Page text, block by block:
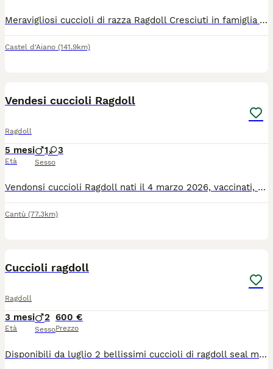
Meravigliosi cuccioli di razza Ragdoll Cresciuti in famiglia Vaccinati Sverminati Con microchip Eseguito trattamento antiparassitario Pedigree ANDI certificato genealogico
Castel d'Aiano (141.9km)
Vendesi cuccioli Ragdoll
Ragdoll
5 mesi
Età
1 3
Sesso
Vendonsi cuccioli Ragdoll nati il 4 marzo 2026, vaccinati, sverminati e microchippati. Disponibili al compimento del 3° mese di età. Già autonomi e abituati alla lettiera. 3 femminucce e 1 maschietto. Solo se veramente interessati. Genitori con certificazioni e test genetici, provenienti da affermato allevamento e visibili su richiesta.
Cantù (77.3km)
Cuccioli ragdoll
Ragdoll
3 mesi
Età
2
Sesso
600 €
Prezzo
Disponibili da luglio 2 bellissimi cuccioli di ragdoll seal mitted maschi. I cuccioli saranno ceduti vaccinati, con libretto sanitario e controlli. Hanno un carattere dolcissimo e tranquillo e sono molto affettuosi e coccoloni. Per altre foto o video contattatemi.